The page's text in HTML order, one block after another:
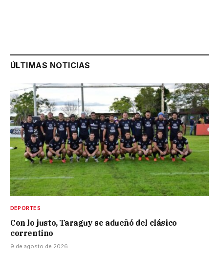
ÚLTIMAS NOTICIAS
DEPORTES
Con lo justo, Taraguy se adueñó del clásico
correntino
9 de agosto de 2026